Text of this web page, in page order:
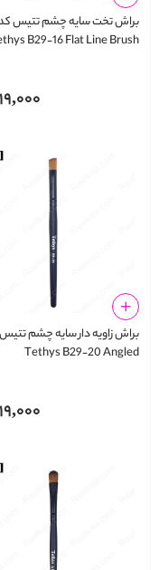
B29‑16 Flat Line Brush
Tethys B29‑20 Angled